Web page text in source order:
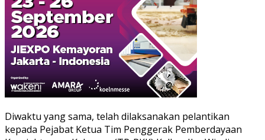
Diwaktu yang sama, telah dilaksanakan pelantikan
kepada Pejabat Ketua Tim Penggerak Pemberdayaan